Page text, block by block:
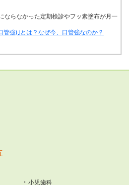
ならなかった定期検診やフッ素塗布が月一
強)｣とは？なぜ今、口管強なのか？
小児歯科